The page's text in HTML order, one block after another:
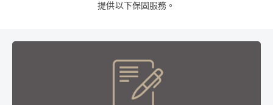
提供以下保固服務。